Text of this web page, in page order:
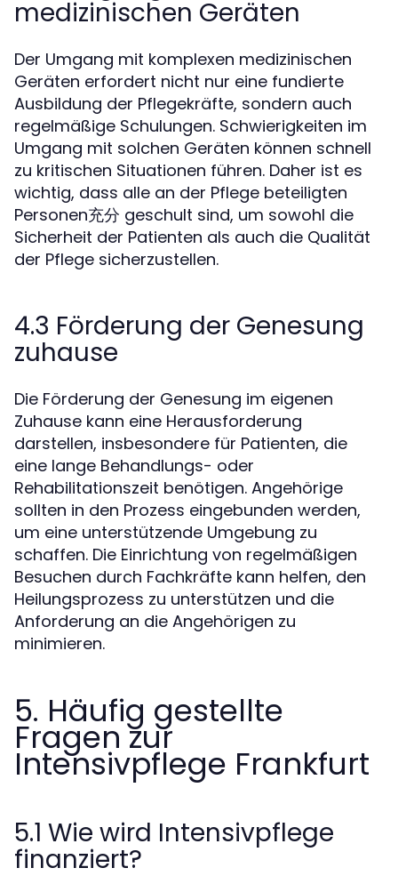
medizinischen Geräten
Der Umgang mit komplexen medizinischen
Geräten erfordert nicht nur eine fundierte
Ausbildung der Pflegekräfte, sondern auch
regelmäßige Schulungen. Schwierigkeiten im
Umgang mit solchen Geräten können schnell
zu kritischen Situationen führen. Daher ist es
wichtig, dass alle an der Pflege beteiligten
Personen充分 geschult sind, um sowohl die
Sicherheit der Patienten als auch die Qualität
der Pflege sicherzustellen.
4.3 Förderung der Genesung
zuhause
Die Förderung der Genesung im eigenen
Zuhause kann eine Herausforderung
darstellen, insbesondere für Patienten, die
eine lange Behandlungs- oder
Rehabilitationszeit benötigen. Angehörige
sollten in den Prozess eingebunden werden,
um eine unterstützende Umgebung zu
schaffen. Die Einrichtung von regelmäßigen
Besuchen durch Fachkräfte kann helfen, den
Heilungsprozess zu unterstützen und die
Anforderung an die Angehörigen zu
minimieren.
5. Häufig gestellte
Fragen zur
Intensivpflege Frankfurt
5.1 Wie wird Intensivpflege
finanziert?